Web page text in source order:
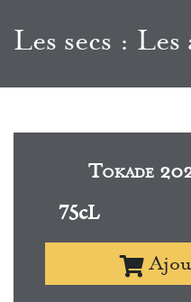
Le lieu-dit :
Grégoire
appellation commune à
Vallée de Munster, dont le
Découvrez le
Les secs :
Tokade
75cL